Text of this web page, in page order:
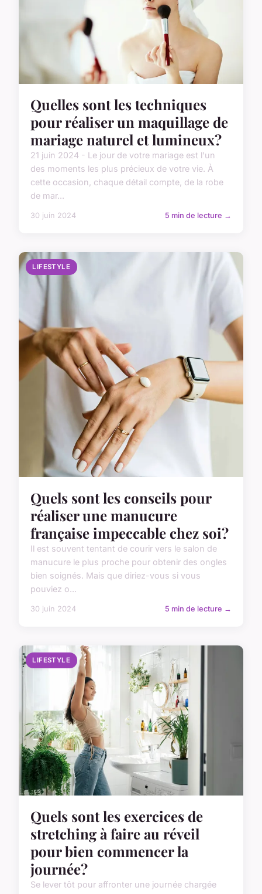
Quelles sont les techniques
pour réaliser un maquillage de
mariage naturel et lumineux?
21 juin 2024 - Le jour de votre mariage est l'un
des moments les plus précieux de votre vie. À
cette occasion, chaque détail compte, de la robe
de mar...
30 juin 2024 5 min de lecture →
LIFESTYLE
Quels sont les conseils pour
réaliser une manucure
française impeccable chez soi?
Il est souvent tentant de courir vers le salon de
manucure le plus proche pour obtenir des ongles
bien soignés. Mais que diriez-vous si vous
pouviez o...
30 juin 2024 5 min de lecture →
LIFESTYLE
Quels sont les exercices de
stretching à faire au réveil
pour bien commencer la
journée?
Se lever tôt pour affronter une journée chargée